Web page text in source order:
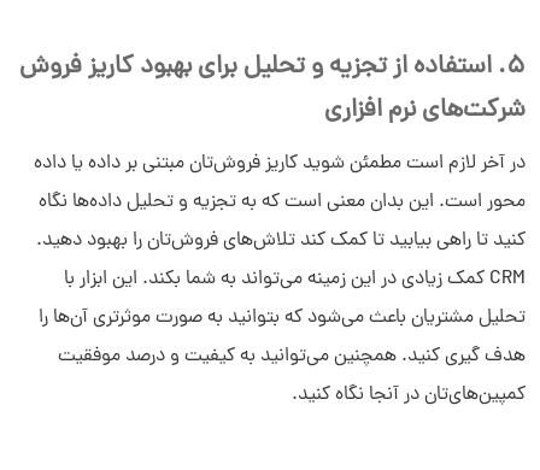
5. استفاده از تجزیه و تحلیل برای بهبود کاریز فروش
شرکت‌های نرم افزاری
در آخر لازم است مطمئن شوید کاریز فروش‌تان مبتنی بر داده یا داده
محور است. این بدان معنی است که به تجزیه و تحلیل داده‌ها نگاه
کنید تا راهی بیابید تا کمک کند تلاش‌های فروش‌تان را بهبود دهید.
CRM کمک زیادی در این زمینه می‌تواند به شما بکند. این ابزار با
تحلیل مشتریان باعث می‌شود که بتوانید به صورت موثرتری آن‌ها را
هدف گیری کنید. همچنین می‌توانید به کیفیت و درصد موفقیت
کمپین‌های‌تان در آنجا نگاه کنید.